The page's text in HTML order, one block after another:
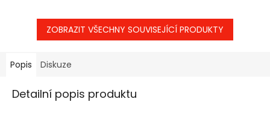
ZOBRAZIT VŠECHNY SOUVISEJÍCÍ PRODUKTY
Popis Diskuze
Detailní popis produktu